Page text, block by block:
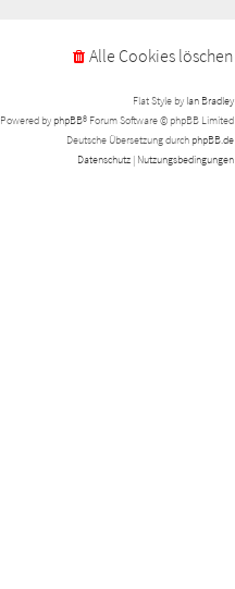
Alle Cookies löschen
Flat Style by Ian Bradley
Powered by phpBB® Forum Software © phpBB Limited
Deutsche Übersetzung durch phpBB.de
Datenschutz | Nutzungsbedingungen